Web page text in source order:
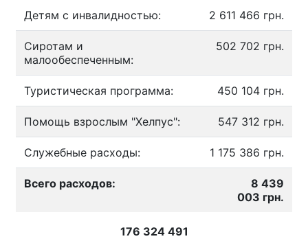
Детям с инвалидностью: 2 611 466 грн.
Сиротам и
малообеспеченным:
502 702 грн.
Туристическая программа: 450 104 грн.
Помощь взрослым "Хелпус": 547 312 грн.
Служебные расходы: 1 175 386 грн.
Всего расходов:
8 439
003 грн.
176 324 491